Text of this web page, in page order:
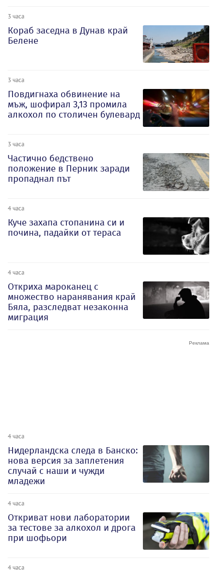
3 часа
Кораб заседна в Дунав край
Белене
3 часа
Повдигнаха обвинение на
мъж, шофирал 3,13 промила
алкохол по столичен булевард
3 часа
Частично бедствено
положение в Перник заради
пропаднал път
4 часа
Куче захапа стопанина си и
почина, падайки от тераса
4 часа
Откриха мароканец с
множество наранявания край
Бяла, разследват незаконна
миграция
4 часа
Нидерландска следа в Банско:
нова версия за заплетения
случай с наши и чужди
младежи
4 часа
Откриват нови лаборатории
за тестове за алкохол и дрога
при шофьори
4 часа